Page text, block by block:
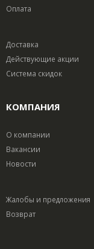
Оплата
Доставка
Действующие акции
Система скидок
КОМПАНИЯ
О компании
Вакансии
Новости
Жалобы и предложения
Возврат